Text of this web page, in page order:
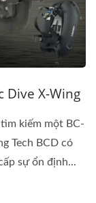
Dive X-Wing
tìm kiếm một BC-
Tech BCD có
sự ổn định...